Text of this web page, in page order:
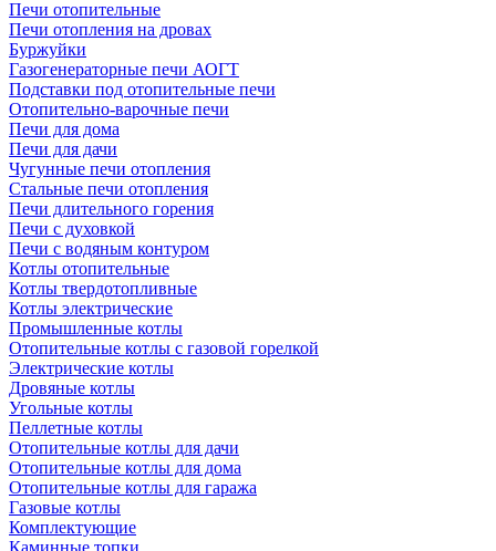
Печи отопительные
Печи отопления на дровах
Буржуйки
Газогенераторные печи АОГТ
Подставки под отопительные печи
Отопительно-варочные печи
Печи для дома
Печи для дачи
Чугунные печи отопления
Стальные печи отопления
Печи длительного горения
Печи с духовкой
Печи с водяным контуром
Котлы отопительные
Котлы твердотопливные
Котлы электрические
Промышленные котлы
Отопительные котлы с газовой горелкой
Электрические котлы
Дровяные котлы
Угольные котлы
Пеллетные котлы
Отопительные котлы для дачи
Отопительные котлы для дома
Отопительные котлы для гаража
Газовые котлы
Комплектующие
Каминные топки